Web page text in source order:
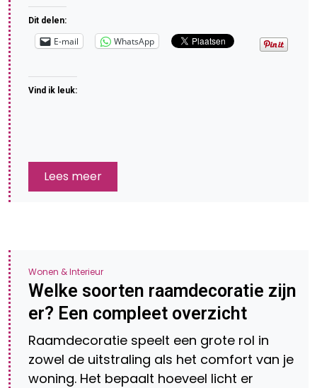
Dit delen:
E-mail WhatsApp
Vind ik leuk:
Lees meer
Wonen & Interieur
Welke soorten raamdecoratie zijn
er? Een compleet overzicht
Raamdecoratie speelt een grote rol in
zowel de uitstraling als het comfort van je
woning. Het bepaalt hoeveel licht er